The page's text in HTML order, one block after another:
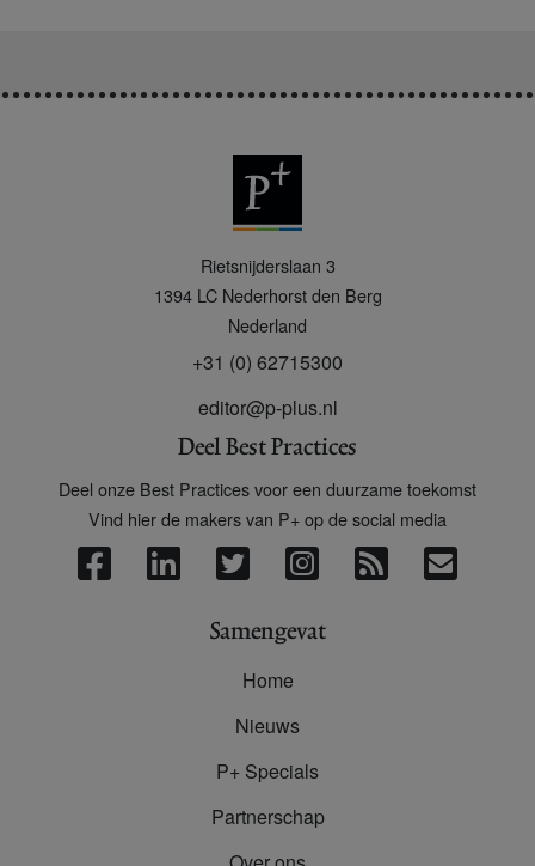
Rietsnijderslaan 3
1394 LC Nederhorst den Berg
Nederland
+31 (0) 62715300
editor@p-plus.nl
Deel Best Practices
Deel onze Best Practices voor een duurzame toekomst
Vind hier de makers van P+ op de social media
Samengevat
Home
Nieuws
P+ Specials
Partnerschap